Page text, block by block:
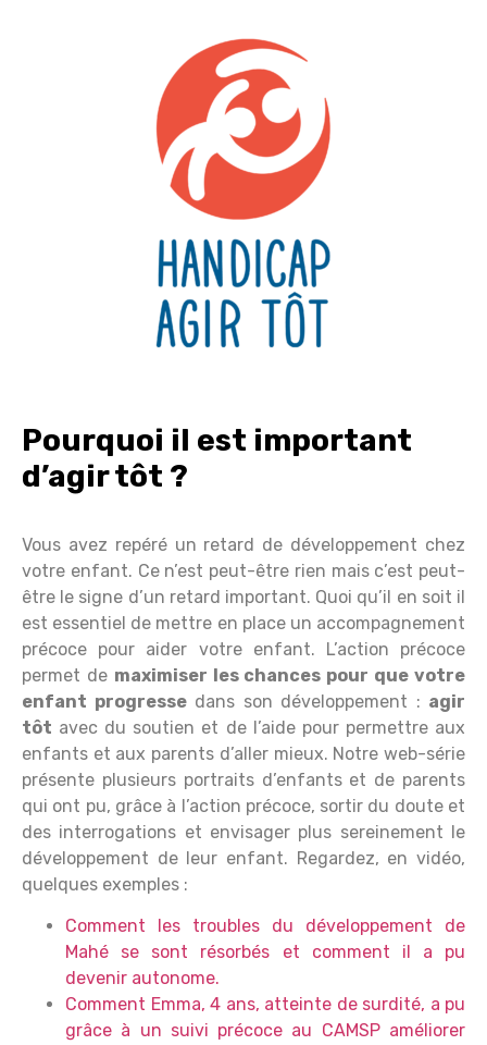
Pourquoi il est important
d’agir tôt ?
Vous avez repéré un retard de développement chez
votre enfant. Ce n’est peut-être rien mais c’est peut-
être le signe d’un retard important. Quoi qu’il en soit il
est essentiel de mettre en place un accompagnement
précoce pour aider votre enfant. L’action précoce
permet de maximiser les chances pour que votre
enfant progressedans son développement : agir
tôt avec du soutien et de l’aide pour permettre aux
enfants et aux parents d’aller mieux. Notre web-série
présente plusieurs portraits d’enfants et de parents
qui ont pu, grâce à l’action précoce, sortir du doute et
des interrogations et envisager plus sereinement le
développement de leur enfant. Regardez, en vidéo,
quelques exemples :
Comment les troubles du développement de
Mahé se sont résorbés et comment il a pu
devenir autonome.
Comment Emma, 4 ans, atteinte de surdité, a pu
grâce à un suivi précoce au CAMSP améliorer